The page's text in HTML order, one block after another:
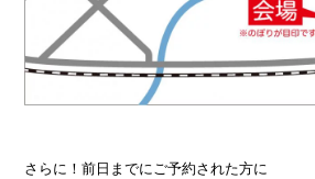
さらに！前日までにご予約された方に